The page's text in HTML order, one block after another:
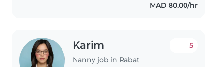
MAD 80.00/hr
Karim
Nanny job in Rabat
5